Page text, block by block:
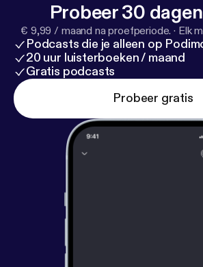
Probeer 30
€ 9,99 / maand na proefperiode. · Elk
Podcasts die je alleen op
20 uur luisterboeken / maand
Gratis podcasts
Probeer gratis